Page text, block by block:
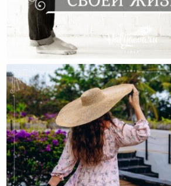
Две Стратегии Изменения